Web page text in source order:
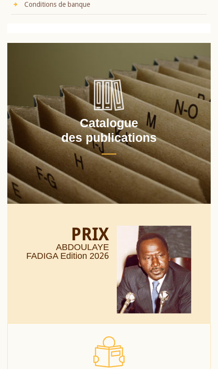
Conditions de banque
Catalogue
des publications
PRIX
ABDOULAYE
FADIGA Edition 2026